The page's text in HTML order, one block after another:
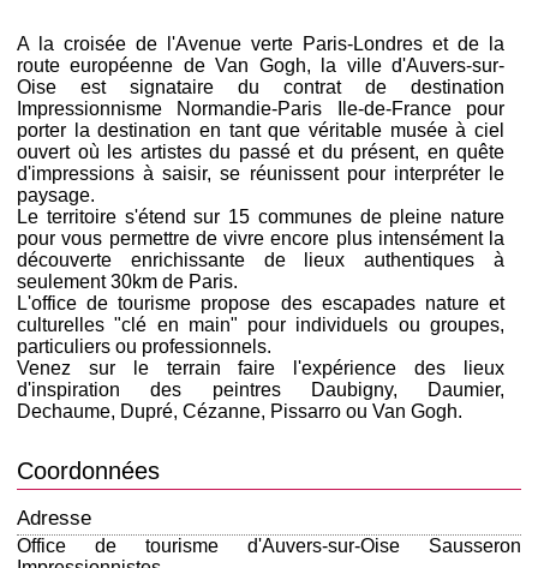
A la croisée de l'Avenue verte Paris-Londres et de la
route européenne de Van Gogh, la ville d'Auvers-sur-
Oise est signataire du contrat de destination
Impressionnisme Normandie-Paris Ile-de-France pour
porter la destination en tant que véritable musée à ciel
ouvert où les artistes du passé et du présent, en quête
d'impressions à saisir, se réunissent pour interpréter le
paysage.
Le territoire s'étend sur 15 communes de pleine nature
pour vous permettre de vivre encore plus intensément la
découverte enrichissante de lieux authentiques à
seulement 30km de Paris.
L'office de tourisme propose des escapades nature et
culturelles "clé en main" pour individuels ou groupes,
particuliers ou professionnels.
Venez sur le terrain faire l'expérience des lieux
d'inspiration des peintres Daubigny, Daumier,
Dechaume, Dupré, Cézanne, Pissarro ou Van Gogh.
Coordonnées
Adresse
Office de tourisme d'Auvers-sur-Oise Sausseron